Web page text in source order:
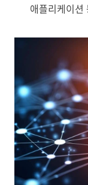
애플리케이션